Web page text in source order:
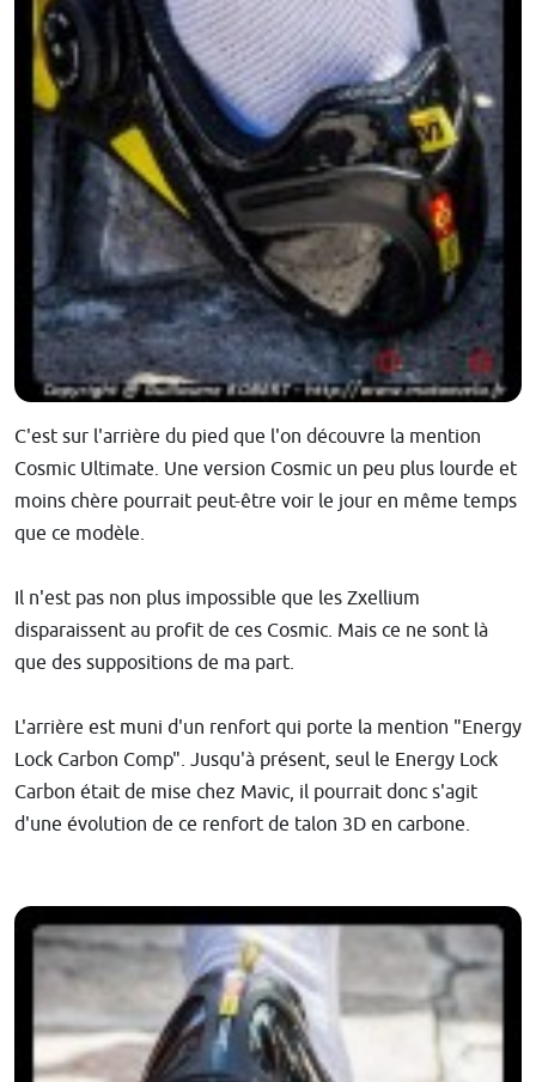
C'est sur l'arrière du pied que l'on découvre la mention
Cosmic Ultimate. Une version Cosmic un peu plus lourde et
moins chère pourrait peut-être voir le jour en même temps
que ce modèle.
Il n'est pas non plus impossible que les Zxellium
disparaissent au profit de ces Cosmic. Mais ce ne sont là
que des suppositions de ma part.
L'arrière est muni d'un renfort qui porte la mention "Energy
Lock Carbon Comp". Jusqu'à présent, seul le Energy Lock
Carbon était de mise chez Mavic, il pourrait donc s'agit
d'une évolution de ce renfort de talon 3D en carbone.